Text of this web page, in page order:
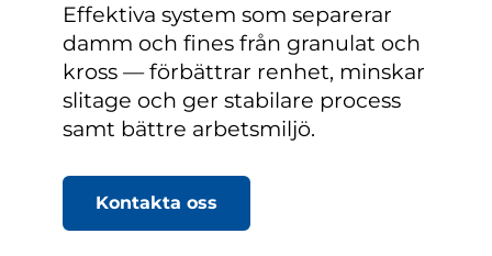
Effektiva system som separerar
damm och fines från granulat och
kross — förbättrar renhet, minskar
slitage och ger stabilare process
samt bättre arbetsmiljö.
Kontakta oss